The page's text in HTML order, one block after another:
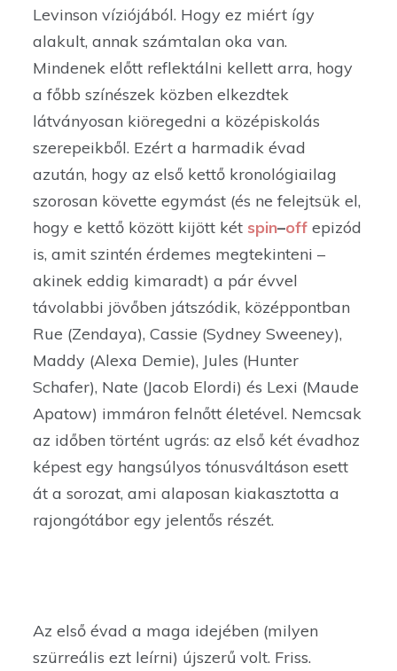
Levinson víziójából. Hogy ez miért így
alakult, annak számtalan oka van.
Mindenek előtt reflektálni kellett arra, hogy
a főbb színészek közben elkezdtek
látványosan kiöregedni a középiskolás
szerepeikből. Ezért a harmadik évad
azután, hogy az első kettő kronológiailag
szorosan követte egymást (és ne felejtsük el,
hogy e kettő között kijött két spin–off epizód
is, amit szintén érdemes megtekinteni –
akinek eddig kimaradt) a pár évvel
távolabbi jövőben játszódik, középpontban
Rue (Zendaya), Cassie (Sydney Sweeney),
Maddy (Alexa Demie), Jules (Hunter
Schafer), Nate (Jacob Elordi) és Lexi (Maude
Apatow) immáron felnőtt életével. Nemcsak
az időben történt ugrás: az első két évadhoz
képest egy hangsúlyos tónusváltáson esett
át a sorozat, ami alaposan kiakasztotta a
rajongótábor egy jelentős részét.
Az első évad a maga idejében (milyen
szürreális ezt leírni) újszerű volt. Friss.